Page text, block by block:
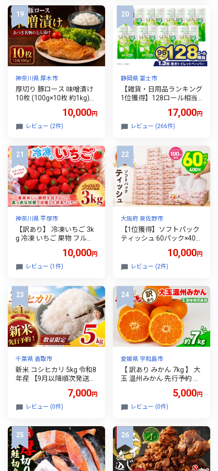
納税 ランキング 牛肉 豚肉
和牛 ビーフ ポーク リピー
ター はんばーぐ 挽肉 hann
ba-gu お肉 にく ミンチ 肉
お弁当 たんば 京 丹波 京都
府 1万円以下 10000 10000
円
豚肉 和牛 ビーフ ポーク は
んばーぐ 挽肉 お肉 ミンチ
肉 お弁当 hannba-gu ラン
キング 1位 1万円以下 岩手
県 盛岡市 東北 岩手 盛岡 s
hikoku001k
神奈川県 厚木市
厚切り 豚ロース 味噌漬け
10枚 (100g×10枚 約1kg)
ん漬け 味噌漬 みそ漬け 豚
肉 ロース ぶたにく 豚 肉
木市 株式会社富塚商店 TD
S005
10,000円
レビュー (2件)
静岡県 富士市
【雑貨・日用品ランキング
1位獲得】128ロール相当
イレットペーパー ダブル
プレミアムシンラ 96ロー
ットペーパー 日用品 トイ
レットペーパー 生活用品
トイレットペーパー 人気
おすすめ [sf001-012]
17,000円
レビュー (266件)
神奈川県 平塚市
【訳あり】 冷凍いちご 3k
g 冷凍 いちご 果物 フルー
ヨーグルト スムージー シ
ャーベット ケーキ ショー
果汁 冷凍食品 サイズ 不揃
い 訳あり 訳アリ 人気 子ど
も 家庭用 おすすめ JA湘南
湘南農業協同組合 神奈川
県 平塚市
10,000円
レビュー (1件)
大阪府 泉佐野市
【1位獲得】ソフトパック
ティッシュ 60パック×400
00％ 高評価 人気急上昇 ま
とめ買い 日用品 常備品 て
10,000円
レビュー (2件)
千葉県 香取市
新米 コシヒカリ 5kg 令和8
年産 【9月以降順次発送】
先行予約 数量 限定 こしひ
かり 5キロ 米5kg ごはん
okome kome おむすび お
にぎり 国産 飯 おこめ 取り
寄せ 弁当 家計応援 千葉県
産 R8 2026年 産 千葉 千葉
県 香取市
7,000円
レビュー (0件)
愛媛県 宇和島市
【 訳あり みかん 7kg 】 大
玉 温州みかん 先行予約 玉
玉みかん 甘い 果物 くだも
の フルーツ 柑橘 mikan 愛
ズ 不揃い 産地直送 数量限
定 国産 愛媛 宇和島 B005-
072054
5,000円
レビュー (0件)